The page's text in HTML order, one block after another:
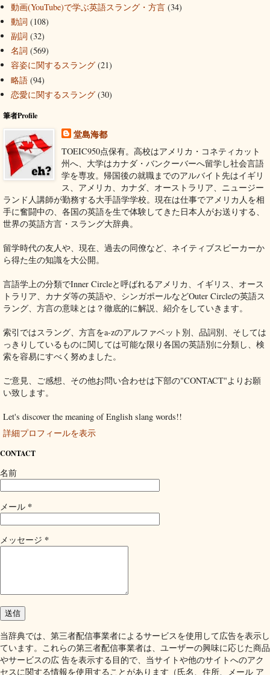
動画(YouTube)で学ぶ英語スラング・方言 (34)
動詞 (108)
副詞 (32)
名詞 (569)
容姿に関するスラング (21)
略語 (94)
恋愛に関するスラング (30)
筆者Profile
堂島海都
TOEIC950点保有。高校はアメリカ・コネティカット
州へ、大学はカナダ・バンクーバーへ留学し社会言語
学を専攻。帰国後の就職までのアルバイト先はイギリ
ス、アメリカ、カナダ、オーストラリア、ニュージー
ランド人講師が勤務する大手語学学校。現在は仕事でアメリカ人を相
手に奮闘中の、各国の英語を生で体験してきた日本人がお送りする、
世界の英語方言・スラング大辞典。
留学時代の友人や、現在、過去の同僚など、ネイティブスピーカーか
ら得た生の知識を大公開。
言語学上の分類でInner Circleと呼ばれるアメリカ、イギリス、オース
トラリア、カナダ等の英語や、シンガポールなどOuter Circleの英語ス
ラング、方言の意味とは？徹底的に解説、紹介をしていきます。
索引ではスラング、方言をa-zのアルファベット別、品詞別、そしては
っきりしているものに関しては可能な限り各国の英語別に分類し、検
索を容易にすべく努めました。
ご意見、ご感想、その他お問い合わせは下部の"CONTACT"よりお願
い致します。
Let's discover the meaning of English slang words!!
詳細プロフィールを表示
CONTACT
名前
メール *
メッセージ *
当辞典では、第三者配信事業者によるサービスを使用して広告を表示し
ています。これらの第三者配信事業者は、ユーザーの興味に応じた商品
やサービスの広 告を表示する目的で、当サイトや他のサイトへのアク
セスに関する情報を使用することがあります（氏名、住所、メール ア